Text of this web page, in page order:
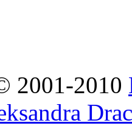
2001-2010